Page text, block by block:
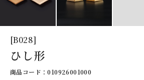
[B028]
ひし形
商品コード：010926001000